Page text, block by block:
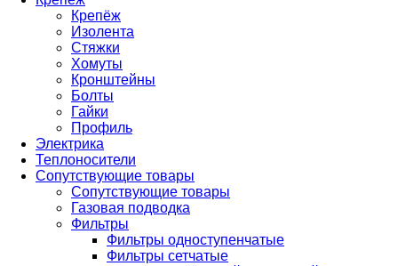
Крепёж
Изолента
Стяжки
Хомуты
Кронштейны
Болты
Гайки
Профиль
Электрика
Теплоносители
Сопутствующие товары
Сопутствующие товары
Газовая подводка
Фильтры
Фильтры одноступенчатые
Фильтры сетчатые